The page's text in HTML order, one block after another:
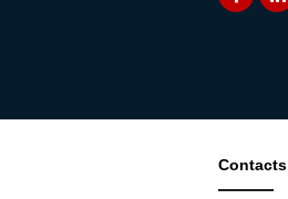
Contacts